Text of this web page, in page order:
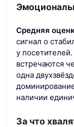
Средняя
сигнал о
у
встречаются
одна
наличии
За что